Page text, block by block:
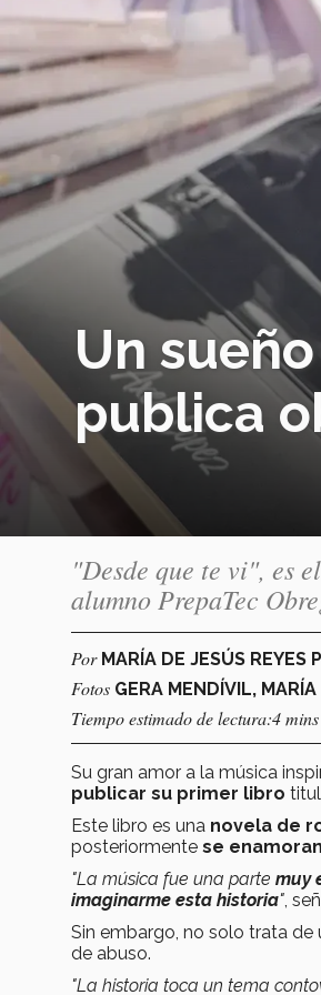
Un
publica
"Desde que te vi", es
alumno PrepaTec
Por MARÍA DE JESÚS REYES
Fotos GERA MENDÍVIL,
Tiempo estimado de lectura:4 mins
Su gran amor a la música
publicar su primer libro
Este libro es una novela de
posteriormente se enamoran
"La música fue una parte muy
imaginarme esta historia" ,
Sin embargo, no solo trata de
de abuso.
"La historia toca un tema